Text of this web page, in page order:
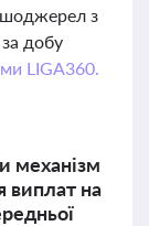
з
добу
LIGA360.
механізм
виплат на